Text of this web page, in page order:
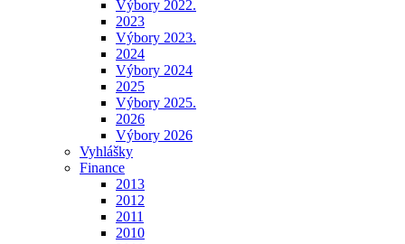
Výbory 2022.
2023
Výbory 2023.
2024
Výbory 2024
2025
Výbory 2025.
2026
Výbory 2026
Vyhlášky
Finance
2013
2012
2011
2010